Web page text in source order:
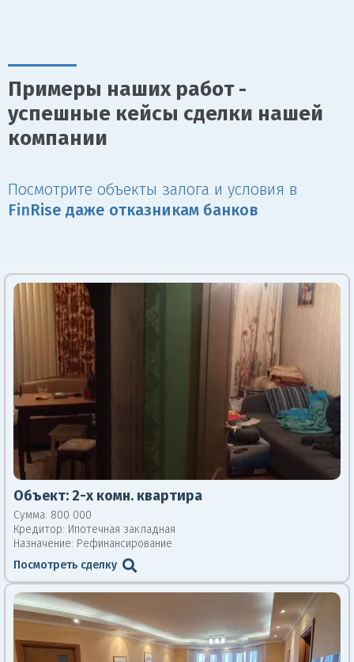
Примеры наших работ -
успешные кейсы сделки нашей
компании
Посмотрите объекты залога и условия в
Fin Rise даже отказникам банков
Объект: 2-х комн. квартира
Сумма: 800 000
Кредитор: Ипотечная закладная
Назначение: Рефинансирование
Посмотреть сделку